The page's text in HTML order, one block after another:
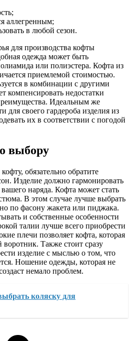
аллегренным;
в любой сезон.
для производства кофты
одежда может быть
или полиэстера. Кофта из
приемлемой стоимостью.
в комбинации с другими
компенсировать недостатки
Идеальным же
для своего гардероба изделия из
их в соответствии с погодой
выбору
обязательно обратите
Изделие должно гармонировать
наряда. Кофта может стать
В этом случае лучше выбрать
по фасону жакета или пиджака.
и собственные особенности
талии лучше всего приобрести
плечи позволяет кофта, которая
Также стоит сразу
изделие с мыслью о том, что
Ношение одежды, которая не
немало проблем.
коляску для